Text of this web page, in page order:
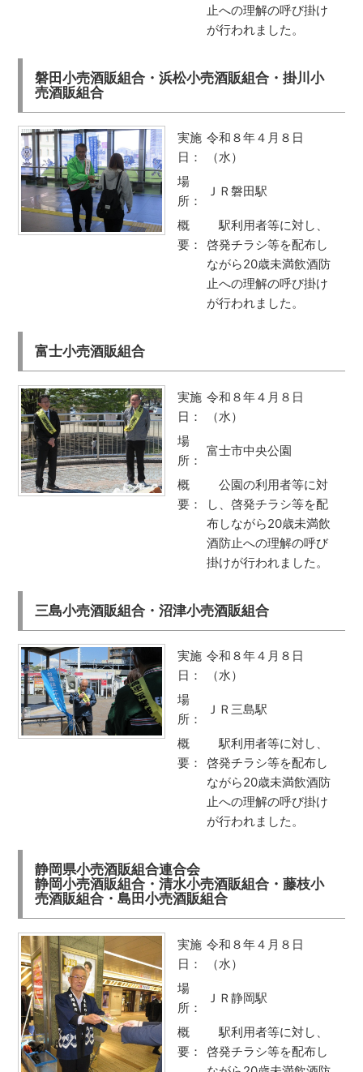
止への理解の呼び掛け
が行われました。
磐田小売酒販組合・浜松小売酒販組合・掛川小
売酒販組合
実施
日：
令和８年４月８日
（水）
場
所：
ＪＲ磐田駅
概
要：
駅利用者等に対し、
啓発チラシ等を配布し
ながら20歳未満飲酒防
止への理解の呼び掛け
が行われました。
富士小売酒販組合
実施
日：
令和８年４月８日
（水）
場
所：
富士市中央公園
概
要：
公園の利用者等に対
し、啓発チラシ等を配
布しながら20歳未満飲
酒防止への理解の呼び
掛けが行われました。
三島小売酒販組合・沼津小売酒販組合
実施
日：
令和８年４月８日
（水）
場
所：
ＪＲ三島駅
概
要：
駅利用者等に対し、
啓発チラシ等を配布し
ながら20歳未満飲酒防
止への理解の呼び掛け
が行われました。
静岡県小売酒販組合連合会
静岡小売酒販組合・清水小売酒販組合・藤枝小
売酒販組合・島田小売酒販組合
実施
日：
令和８年４月８日
（水）
場
所：
ＪＲ静岡駅
概
要：
駅利用者等に対し、
啓発チラシ等を配布し